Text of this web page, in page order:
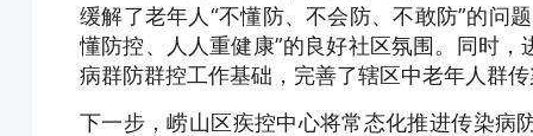
缓解了老年人“不懂防、不会防、不敢防”的问
懂防控、人人重健康”的良好社区氛围。同时
病群防群控工作基础，完善了辖区中老年人群
下一步，崂山区疾控中心将常态化推进传染病